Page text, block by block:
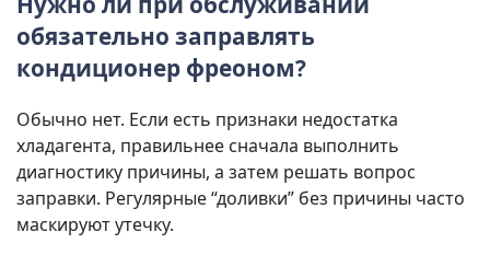
обязательно заправлять
кондиционер фреоном?
Обычно нет. Если есть признаки недостатка
хладагента, правильнее сначала выполнить
диагностику причины, а затем решать вопрос
заправки. Регулярные “доливки” без причины часто
маскируют утечку.